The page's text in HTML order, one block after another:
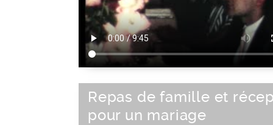
Repas de famille et
pour un mariage